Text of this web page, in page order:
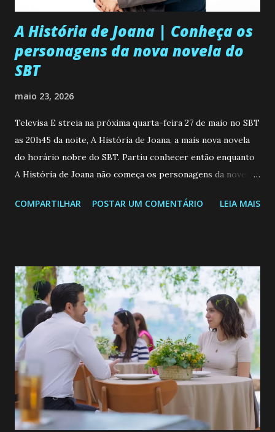
A História de Joana | Conheça os
personagens da nova novela do
SBT
maio 23, 2026
Televisa E streia na próxima quarta-feira 27 de maio no SBT
as 20h45 da noite, A História de Joana, a mais nova novela
do horário nobre do SBT. Partiu conhecer então enquanto
A História de Joana não começa os personagens da novela?
de 25/05/26 a 31/05/26 JOANA GUADALUPE (Camila
permanecer virgem até encontrar o homem que realmente
ama, o que não é fácil, já que dedica todas as suas energias a
se aprimorar, trabalhando, estudando e se orgulhando de
ser a primeira mulher da família a ingressar na
universidade. Ela tem uma personalidade muito alegre, é
muito madura para a idade, determinada, criativa e
empática. Detesta injustiças e é uma ótima amiga. Pode ser
teimosa e muito persistente quando decide fazer algo.
Durante um exame ginecológico, ela é inseminada por eng...
COMPARTILHAR POSTAR UM COMENTÁRIO LEIA MAIS